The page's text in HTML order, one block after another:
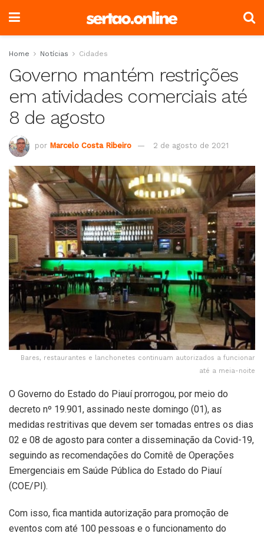
Home Notícias Cidades
Governo mantém restrições
em atividades comerciais até
8 de agosto
por Marcelo Costa Ribeiro 2 de agosto de 2021
Bares, restaurantes e lanchonetes continuam autorizados a funcionar
até a meia-noite
O Governo do Estado do Piauí prorrogou, por meio do
decreto nº 19.901, assinado neste domingo (01), as
medidas restritivas que devem ser tomadas entres os dias
02 e 08 de agosto para conter a disseminação da Covid-19,
seguindo as recomendações do Comitê de Operações
Emergenciais em Saúde Pública do Estado do Piauí
(COE/PI).
Com isso, fica mantida autorização para promoção de
eventos com até 100 pessoas e o funcionamento do